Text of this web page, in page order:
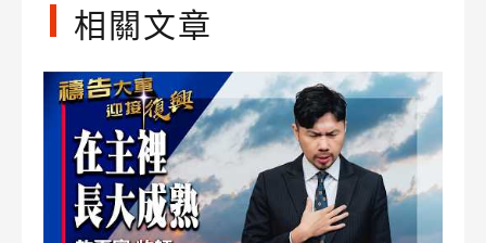
相關文章